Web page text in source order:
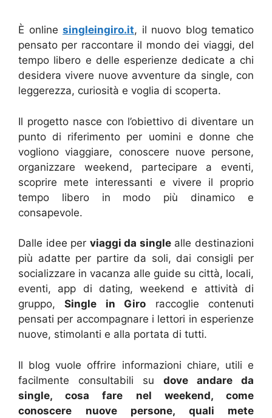
È online singleingiro.it, il nuovo blog tematico
pensato per raccontare il mondo dei viaggi, del
tempo libero e delle esperienze dedicate a chi
desidera vivere nuove avventure da single, con
leggerezza, curiosità e voglia di scoperta.
Il progetto nasce con l’obiettivo di diventare un
punto di riferimento per uomini e donne che
vogliono viaggiare, conoscere nuove persone,
organizzare weekend, partecipare a eventi,
scoprire mete interessanti e vivere il proprio
tempo libero in modo più dinamico e
consapevole.
Dalle idee per viaggi da singlealle destinazioni
più adatte per partire da soli, dai consigli per
socializzare in vacanza alle guide su città, locali,
eventi, app di dating, weekend e attività di
gruppo,Single in Giro raccoglie contenuti
pensati per accompagnare i lettori in esperienze
nuove, stimolanti e alla portata di tutti.
Il blog vuole offrire informazioni chiare, utili e
facilmente consultabili su dove andare da
single, cosa fare nel weekend, come
conoscere nuove persone, quali mete